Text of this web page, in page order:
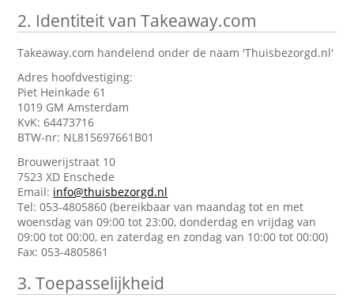
2. Identiteit van Takeaway.com
Takeaway.com handelend onder de naam 'Thuisbezorgd.nl'
Adres hoofdvestiging:
Piet Heinkade 61
1019 GM Amsterdam
KvK: 64473716
BTW-nr: NL815697661B01
Brouwerijstraat 10
7523 XD Enschede
Email: info@thuisbezorgd.nl
Tel: 053-4805860 (bereikbaar van maandag tot en met
woensdag van 09:00 tot 23:00, donderdag en vrijdag van
09:00 tot 00:00, en zaterdag en zondag van 10:00 tot 00:00)
Fax: 053-4805861
3. Toepasselijkheid